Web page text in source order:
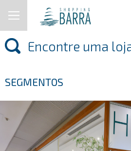
SEGMENTOS